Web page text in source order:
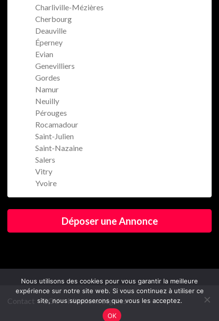
Charliville-Mézières
Cherbourg
Deauville
Éperney
Evian
Genevilliers
Gordes
Namur
Neuilly
Pérouges
Rocamadour
Saint-Julien
Saint-Nazaine
Salers
Vitry
Yvoire
Déposer une Annonce
Contact CGU Mentions Légales
Nous utilisons des cookies pour vous garantir la meilleure
expérience sur notre site web. Si vous continuez à utiliser ce
site, nous supposerons que vous les acceptez.
OK